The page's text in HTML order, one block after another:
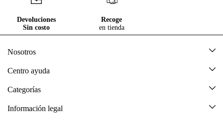
Devoluciones
Sin costo
Recoge
en tienda
Nosotros
Acerca de Tennis
Centro ayuda
Mis pedidos
Categorías
Nuevo
Información legal